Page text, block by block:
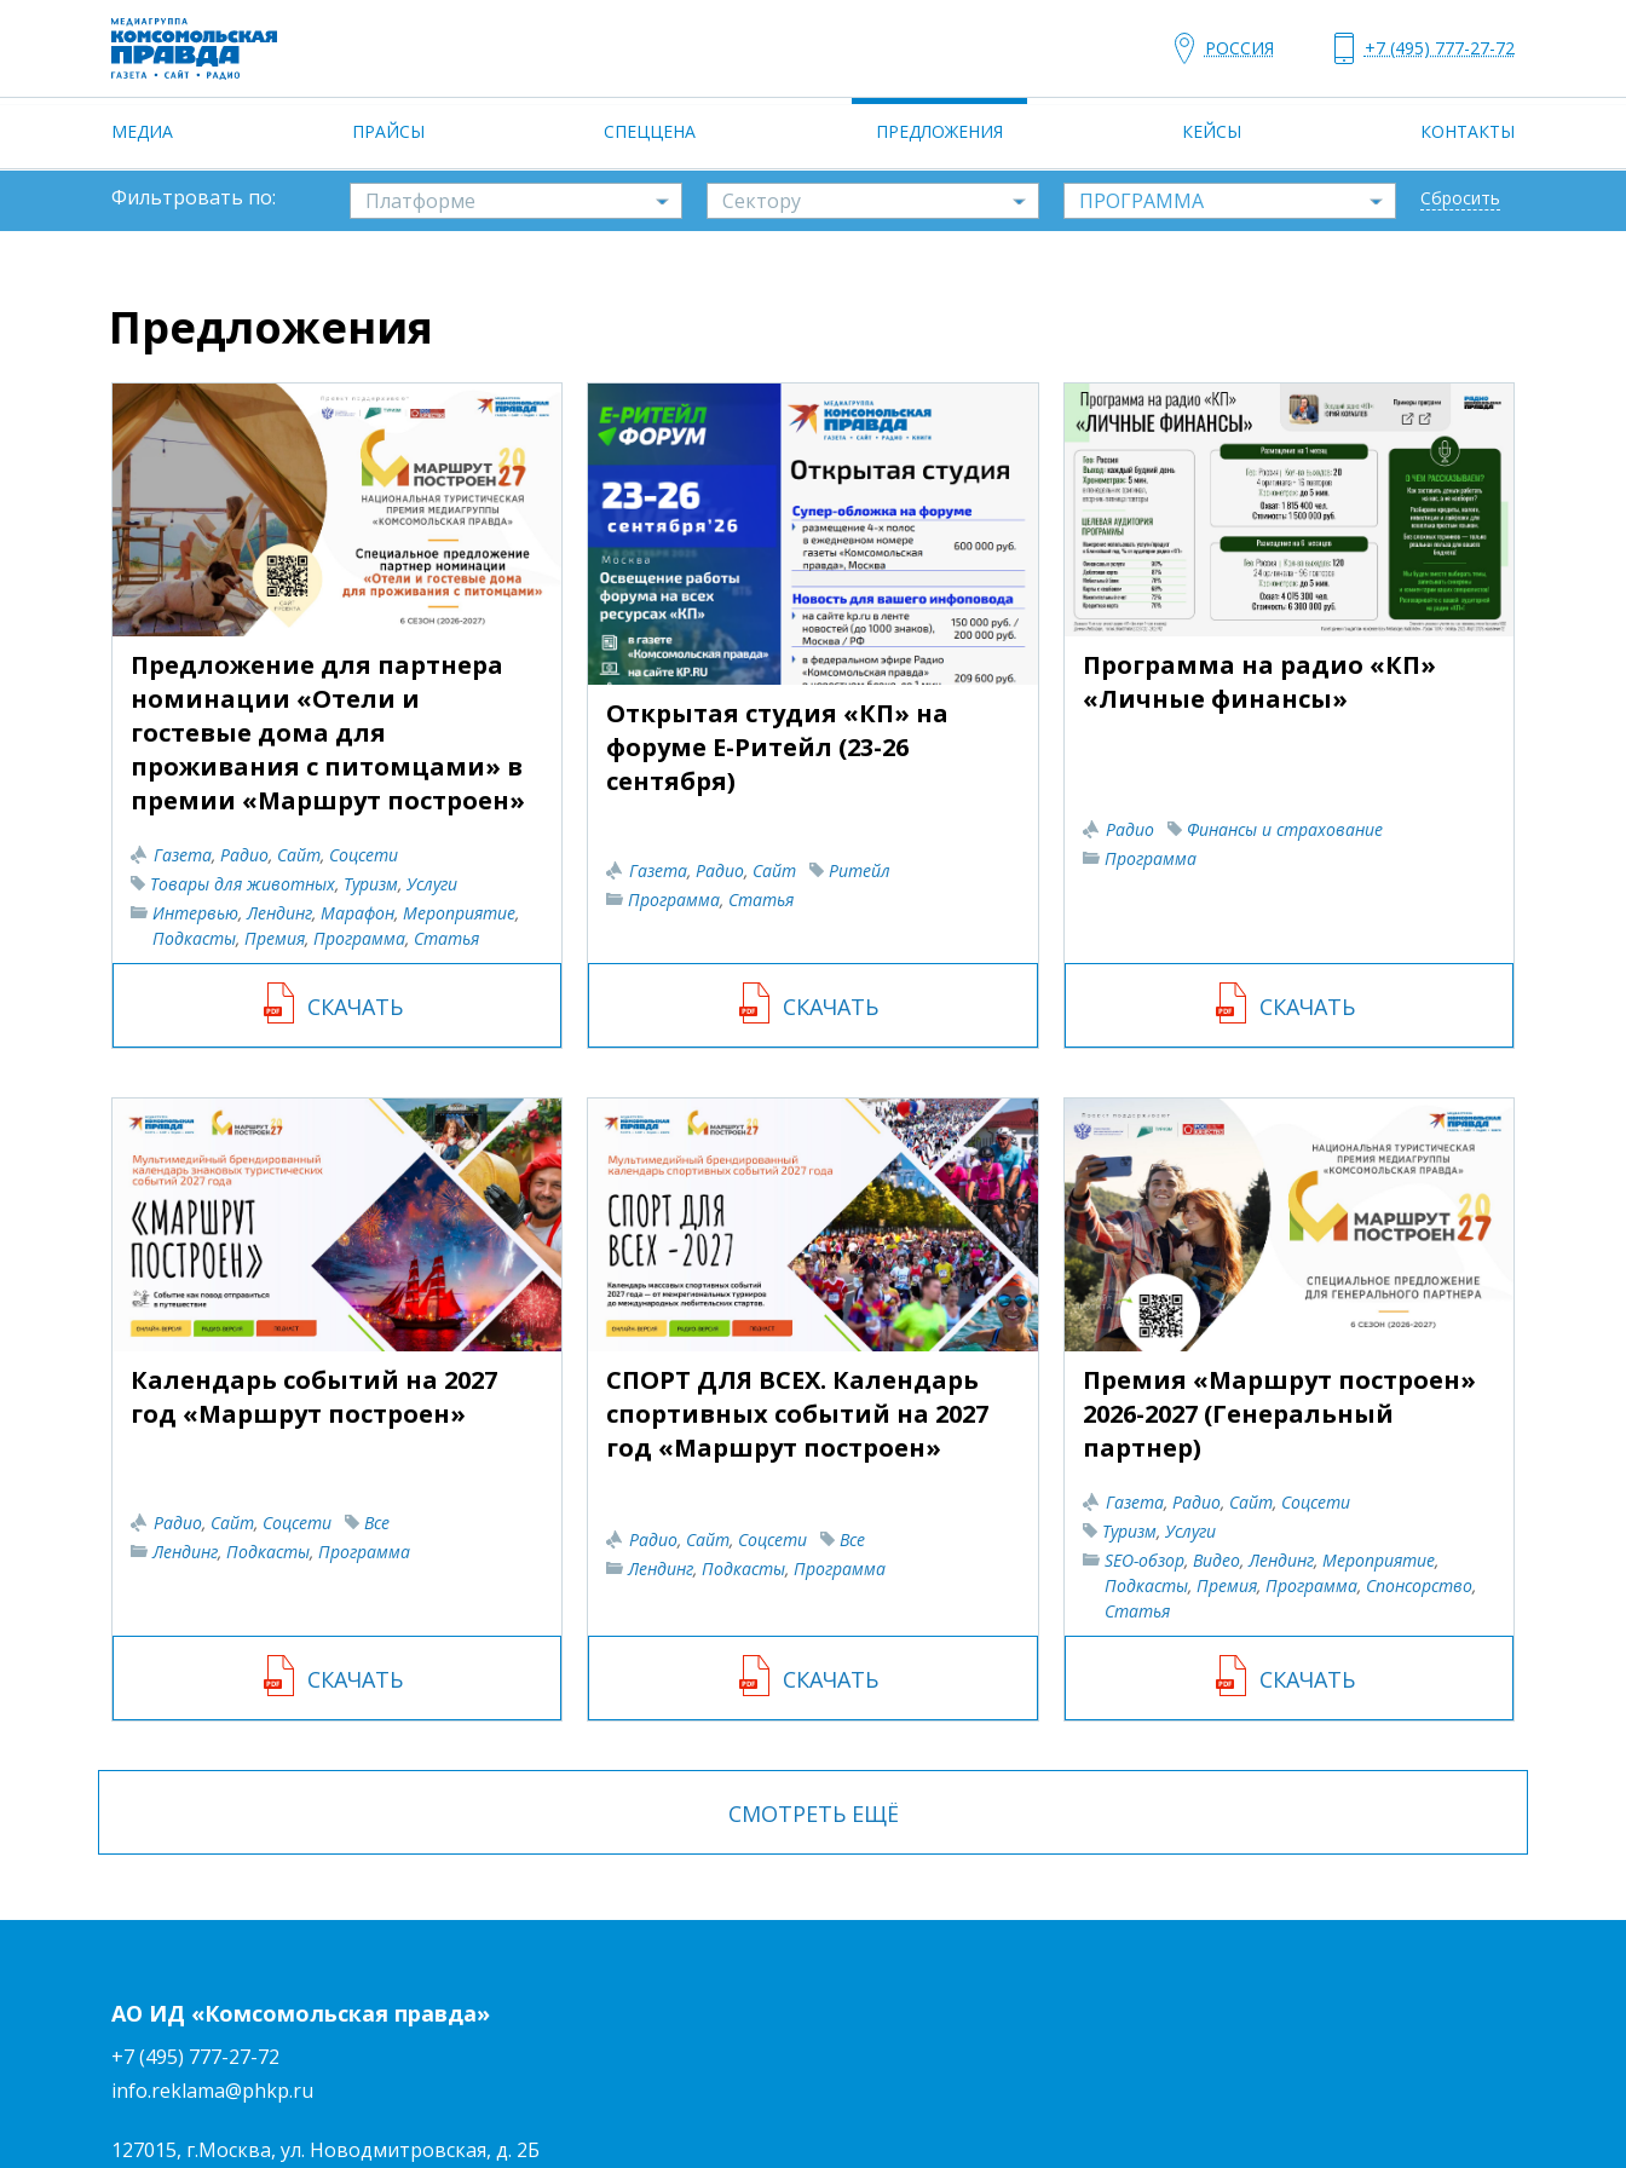
РОССИЯ +7 (495) 777-27-72
МЕДИА ПРАЙСЫ СПЕЦЦЕНА ПРЕДЛОЖЕНИЯ КЕЙСЫ КОНТАКТЫ
Фильтровать по: платформе сектору ПРОГРАММА Сбросить
Предложения
Предложение для партнера
номинации «Отели и
гостевые дома для
проживания с питомцами» в
премии «Маршрут построен»
Газета, Радио, Сайт, Соцсети
Товары для животных, Туризм, Услуги
Интервью,Лендинг, Марафон, Мероприятие,
Подкасты, Премия, Программа, Статья
СКАЧАТЬ
Открытая студия «КП» на
форуме E-Ритейл (23-26
сентября)
Газета, Радио, Сайт
Ритейл
Программа, Статья
СКАЧАТЬ
Программа на радио «КП»
«Личные финансы»
Радио
Финансы и страхование
Программа
СКАЧАТЬ
Календарь событий на 2027
год «Маршрут построен»
Радио, Сайт, Соцсети
Все
Лендинг, Подкасты, Программа
СКАЧАТЬ
СПОРТ ДЛЯ ВСЕХ. Календарь
спортивных событий на 2027
год «Маршрут построен»
Радио, Сайт, Соцсети
Все
Лендинг,Подкасты,Программа
СКАЧАТЬ
Премия «Маршрут построен»
2026-2027 (Генеральный
партнер)
Газета, Радио, Сайт, Соцсети
Туризм, Услуги
SEO-обзор, Видео, Лендинг, Мероприятие,
Подкасты, Премия, Программа, Спонсорство,
Статья
СКАЧАТЬ
СМОТРЕТЬ ЕЩЁ
АО ИД «Комсомольская правда»
+7 (495) 777-27-72
info.reklama@phkp.ru
127015, г.Москва, ул. Новодмитровская, д. 2Б